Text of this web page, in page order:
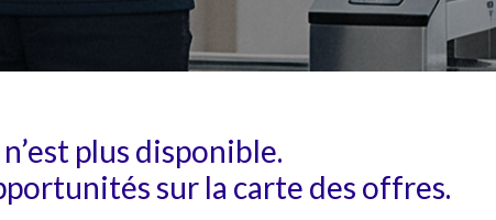
plus disponible.
sur la carte des offres.